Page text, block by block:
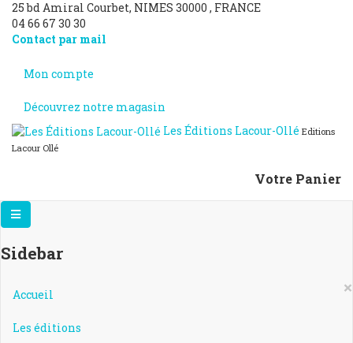
25 bd Amiral Courbet, NIMES 30000 , FRANCE
04 66 67 30 30
Contact par mail
Mon compte
Découvrez notre magasin
Les Éditions Lacour-Ollé Editions
Lacour Ollé
Votre Panier
Sidebar
×
Accueil
Les éditions